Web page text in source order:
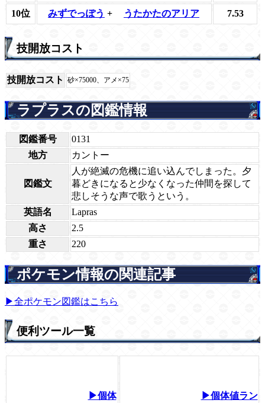
10位 みずでっぽう + うたかたのアリア 7.53
技開放コスト
技開放コスト 砂×75000、アメ×75
ラプラスの図鑑情報
図鑑番号
0131
地方
カントー
図鑑文
人が絶滅の危機に追い込んでしまった。夕
暮どきになると少なくなった仲間を探して
悲しそうな声で歌うという。
英語名
Lapras
高さ
2.5
重さ
220
ポケモン情報の関連記事
▶全ポケモン図鑑はこちら
便利ツール一覧
▶個体 ▶個体値ラン